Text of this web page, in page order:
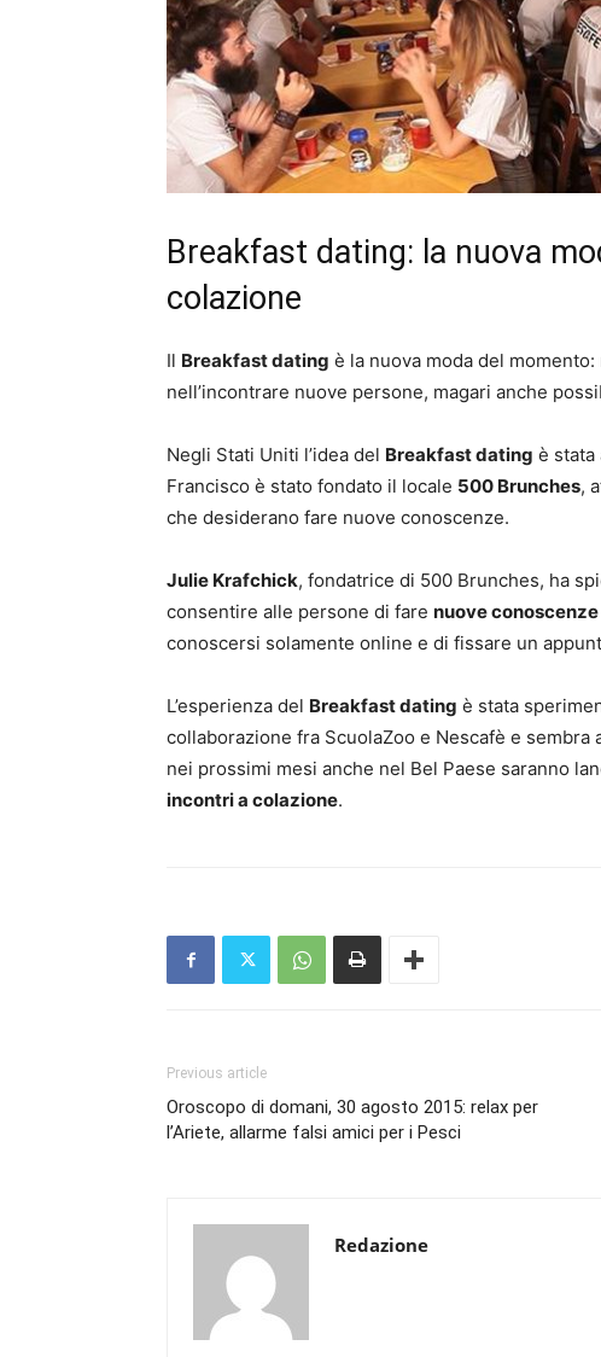
Breakfast dating: la nuova
colazione
Il Breakfast dating è la nuova moda del
nell’incontrare nuove persone, magari anche
Negli Stati Uniti l’idea del Breakfast dating è stata
Francisco è stato fondato il locale 500 Brunches,
che desiderano fare nuove conoscenze.
Julie Krafchick, fondatrice di 500 Brunches, ha
consentire alle persone di fare nuove
conoscersi solamente online e di fissare un
L’esperienza del Breakfast dating è stata
collaborazione fra ScuolaZoo e Nescafè e
nei prossimi mesi anche nel Bel Paese saranno
incontri a colazione.
Previous article
Oroscopo di domani, 30 agosto 2015: relax per
l’Ariete, allarme falsi amici per i Pesci
Redazione